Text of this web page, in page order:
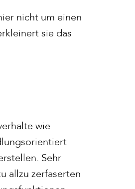
nicht um einen
sie das
wie
Sehr
allzu zerfaserten